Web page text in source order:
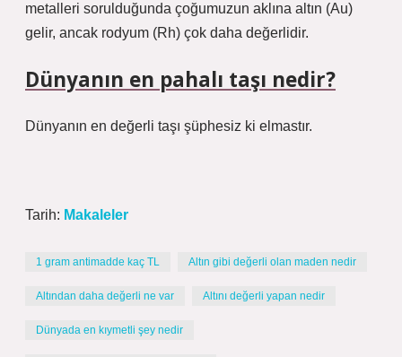
metalleri sorulduğunda çoğumuzun aklına altın (Au)
gelir, ancak rodyum (Rh) çok daha değerlidir.
Dünyanın en pahalı taşı nedir?
Dünyanın en değerli taşı şüphesiz ki elmastır.
Tarih: Makaleler
1 gram antimadde kaç TL Altın gibi değerli olan maden nedir
Altından daha değerli ne var Altını değerli yapan nedir
Dünyada en kıymetli şey nedir